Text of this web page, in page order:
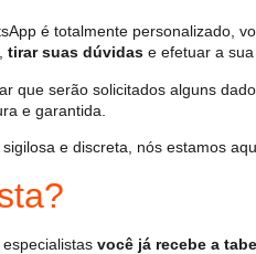
é totalmente personalizado,
tirar suas dúvidas e efetuar a
que serão solicitados alguns
e garantida.
e discreta, nós estamos
você já recebe a